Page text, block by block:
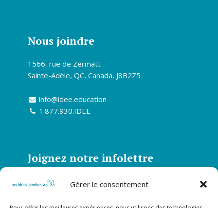
Gérer le consentement
Nous joindre
1566, rue de Zermatt
Sainte-Adèle, QC, Canada, J8B2Z5
info@idee.education
1.877.930.IDEE
Joignez notre infolettre
Abonnez-vous à notre infolettre et soyez